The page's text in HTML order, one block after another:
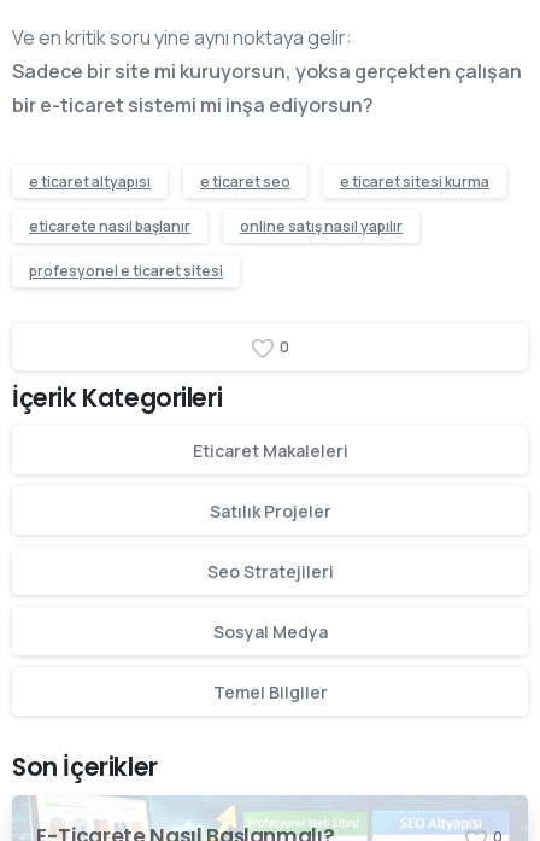
Ve en kritik soru yine aynı noktaya gelir:
Sadece bir site mi kuruyorsun, yoksa gerçekten çalışan
bir e-ticaret sistemi mi inşa ediyorsun?
e ticaret altyapısı e ticaret seo e ticaret sitesi kurma
eticarete nasıl başlanır online satış nasıl yapılır
profesyonel e ticaret sitesi
0
İçerik Kategorileri
Eticaret Makaleleri
Satılık Projeler
Seo Stratejileri
Sosyal Medya
Temel Bilgiler
Son İçerikler